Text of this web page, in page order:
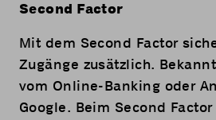
Second Factor
Mit dem Second Factor
Zugänge zusätzlich.
vom Online-Banking oder
Google. Beim Second